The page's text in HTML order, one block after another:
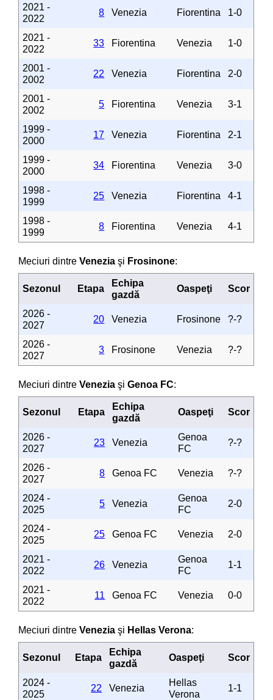
2021 -
2022
8 Venezia Fiorentina 1-0
2021 -
2022
33 Fiorentina Venezia 1-0
2001 -
2002
22 Venezia Fiorentina 2-0
2001 -
2002
5 Fiorentina Venezia 3-1
1999 -
2000
17 Venezia Fiorentina 2-1
1999 -
2000
34 Fiorentina Venezia 3-0
1998 -
1999
25 Venezia Fiorentina 4-1
1998 -
1999
8 Fiorentina Venezia 4-1
Meciuri dintreVenezia şi Frosinone:
Sezonul Etapa
Echipa
gazdă
Oaspeţi Scor
2026 -
2027
20 Venezia Frosinone ?-?
2026 -
2027
3 Frosinone Venezia ?-?
Meciuri dintreVenezia şiGenoa FC:
Sezonul Etapa
Echipa
gazdă
Oaspeţi Scor
2026 -
2027
23 Venezia
Genoa
FC
?-?
2026 -
2027
8 Genoa FC Venezia ?-?
2024 -
2025
5 Venezia
Genoa
FC
2-0
2024 -
2025
25 Genoa FC Venezia 2-0
2021 -
2022
26 Venezia
Genoa
FC
1-1
2021 -
2022
11 Genoa FC Venezia 0-0
Meciuri dintreVenezia şi Hellas Verona:
Sezonul Etapa
Echipa
gazdă
Oaspeţi Scor
2024 -
2025
22 Venezia
Hellas
Verona
1-1